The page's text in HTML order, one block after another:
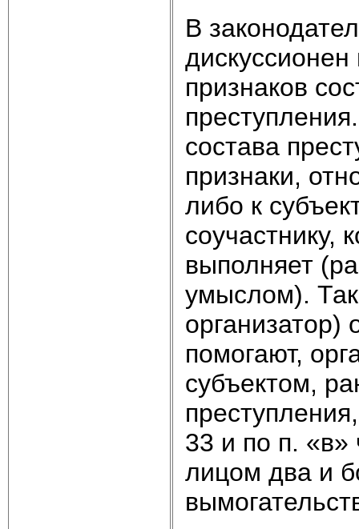
В
признаков
состава
признаки,
либо к
соучастнику,
выполняет
умыслом).
организатор)
помогают,
субъектом,
33 и по п.
лицом два и